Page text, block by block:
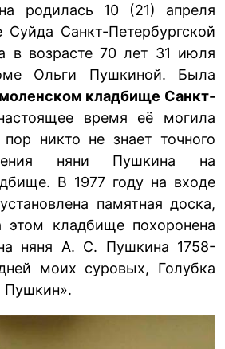
родилась 10 (21) апреля
Суйда Санкт-Петербургской
в возрасте 70 лет 31 июля
Ольги Пушкиной. Была
кладбище Санкт-
время её могила
никто не знает точного
няни Пушкина на
. В 1977 году на входе
памятная доска,
кладбище похоронена
няня А. С. Пушкина 1758-
дней моих суровых, Голубка
Пушкин».